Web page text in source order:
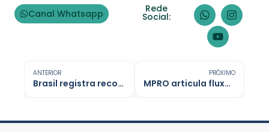
Canal Whatsapp Rede
Social:
ANTERIOR
Brasil registra recorde de feminicídios em 2025, com quatro mortes por dia
PRÓXIMO
MPRO articula fluxos para proteger vítimas ameaçadas em Rondônia